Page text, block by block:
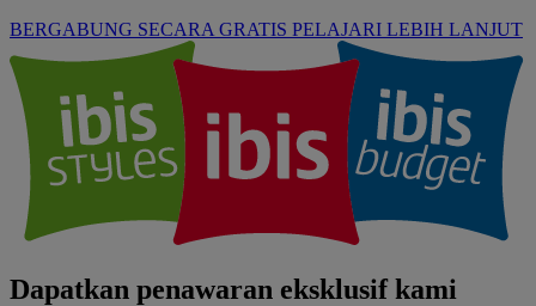
BERGABUNG SECARA GRATIS PELAJARI LEBIH LANJUT
Dapatkan penawaran eksklusif kami